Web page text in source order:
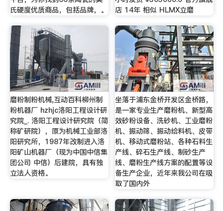
氏硬度优质商品，包括品牌，。
店 14年 相似 HLMX立磨
磨粉制粉机械,互动百科柳州制
粉机器厂 hzhjc洛阳工程设计研
究院_. 洛阳工程设计研究院（简
称矿研院），原为机械工业部洛
阳研究所，1987年改制进入洛
阳矿山机器厂（现为中国中信集
团公司 中信）后建院，具有独
立法人资格。
坐落于浦东金桥开发区金桥路，
是一家专业生产磨粉机、新型高
效砂粉设备、洗砂机、工业磨粉
机、振动筛、振动给料机、皮带
机、移动式磨粉站、各种石料生
产线、碎石生产线、制砂生产
线、磨粉生产线方案的配置等设
备生产企业，近年来我公司在吸
取了国内外